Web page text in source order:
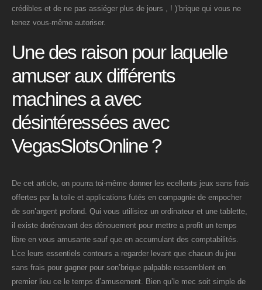
crédibles et de ne pas assiéger plus de jours , ! )’brique qui vous ne
tenez vous-même autoriser.
Une des raison pour laquelle
amuser aux différents
machines a avec
désintéressées avec
VegasSlotsOnline ?
De cet article, on pourra toi-même donner les ecellents jeux sans frais
offertes par la toile et applications futés en compagnie de empocher
de son’argent profond. Qui vous utilisiez un ordinateur et une tablette,
il existe dorénavant des dénouement pour mettre a profit un temps
libre en vous amusante sauf que en accumulant des comptabilités.
L’ce leurs essentiels contours a regarder levant que chacun du jeu
sans frais pour gagner pour son’brique palpable ressemblent en
premier lieu ce le temps d’amusement. Bien qu’le mec soit simple de